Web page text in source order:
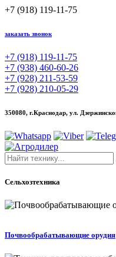
+7 (918) 119-11-75
заказать звонок
+7 (918) 119-11-75
+7 (938) 460-60-26
+7 (928) 211-53-59
+7 (928) 210-05-29
350080, г.Краснодар, ул.
Сельхозтехника
Почвообрабатывающие орудия